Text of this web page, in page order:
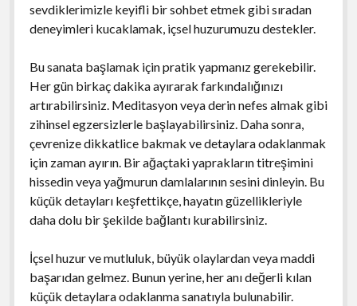
sevdiklerimizle keyifli bir sohbet etmek gibi sıradan
deneyimleri kucaklamak, içsel huzurumuzu destekler.
Bu sanata başlamak için pratik yapmanız gerekebilir.
Her gün birkaç dakika ayırarak farkındalığınızı
artırabilirsiniz. Meditasyon veya derin nefes almak gibi
zihinsel egzersizlerle başlayabilirsiniz. Daha sonra,
çevrenize dikkatlice bakmak ve detaylara odaklanmak
için zaman ayırın. Bir ağaçtaki yaprakların titreşimini
hissedin veya yağmurun damlalarının sesini dinleyin. Bu
küçük detayları keşfettikçe, hayatın güzellikleriyle
daha dolu bir şekilde bağlantı kurabilirsiniz.
İçsel huzur ve mutluluk, büyük olaylardan veya maddi
başarıdan gelmez. Bunun yerine, her anı değerli kılan
küçük detaylara odaklanma sanatıyla bulunabilir.